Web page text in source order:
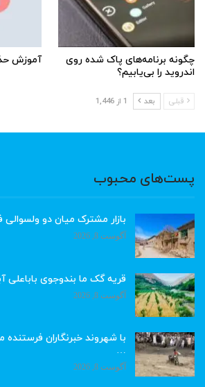
چگونه برنامه‌های پاک شده روی
اندروید را بی‌یابیم؟
آموزش
قبلی بعد 1 از 1,446
پست‌های محبوب
بازار مشترک میان دو
آگوست 8, 2026
قریه گک ما بندوجوی باباعلی
آگوست 8, 2026
با شهروند خبرنگاران
…
آگوست 8, 2026